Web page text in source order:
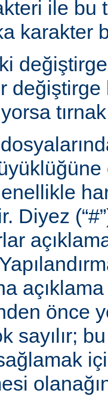
ile bu
karakter
tırnak
Diyez
önce
sayılır;